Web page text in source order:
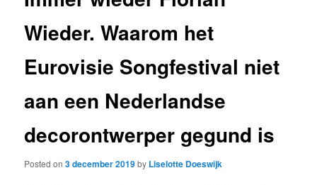
Wieder. Waarom het
Eurovisie Songfestival niet
aan een Nederlandse
decorontwerper gegund is
Posted on3 december 2019by Liselotte Doeswijk